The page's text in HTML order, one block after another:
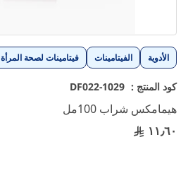
الأدوية الفيتامينات فيتامينات لصحة المرأة
كود المنتج : 1029-DF022
هيمامكس شراب 100مل
١١٫٦٠
تخطي
إلى
بداية
معرض
الصور